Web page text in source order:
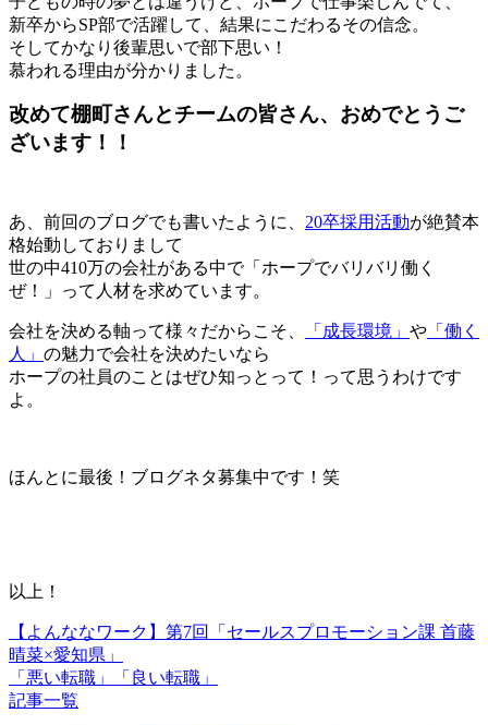
新卒からSP部で活躍して、結果にこだわるその信念。
そしてかなり後輩思いで部下思い！
慕われる理由が分かりました。
改めて棚町さんとチームの皆さん、おめでとうご
ざいます！！
あ、前回のブログでも書いたように、 20卒採用活動が絶賛本
格始動しておりまして
世の中410万の会社がある中で「ホープでバリバリ働く
ぜ！」って人材を求めています。
会社を決める軸って様々だからこそ、 「成長環境」 や 「働く
人」 の魅力で会社を決めたいなら
ホープの社員のことはぜひ知っとって！って思うわけです
よ。
ほんとに最後！ブログネタ募集中です！笑
以上！
【よんななワーク】第7回「セールスプロモーション課 首藤
晴菜×愛知県」
「悪い転職」「良い転職」
記事一覧